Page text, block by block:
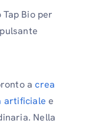
Bio per
acrea
artificiale e
Nella